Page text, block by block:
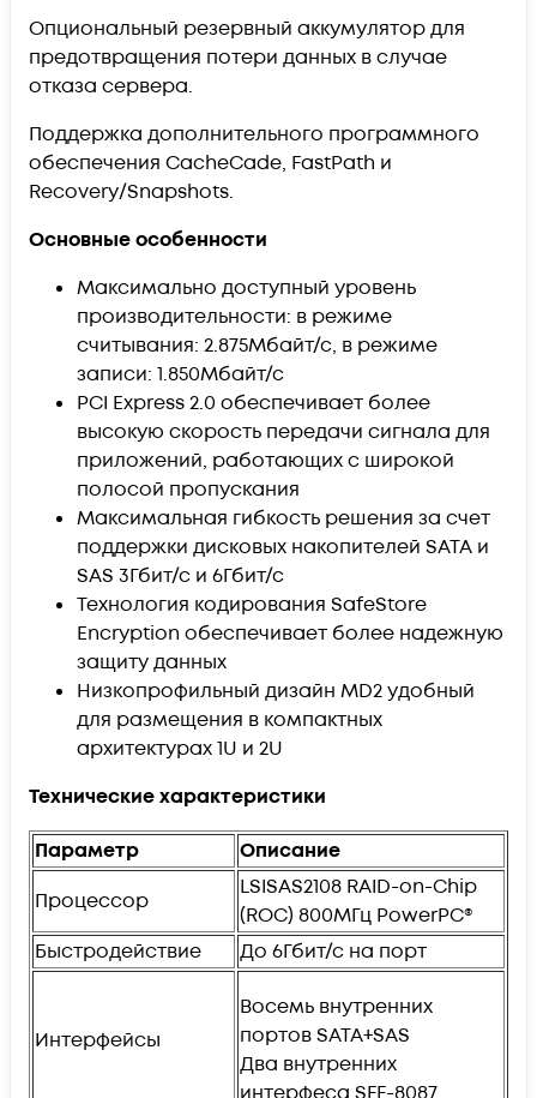
Опциональный резервный аккумулятор для
предотвращения потери данных в случае
отказа сервера.
Поддержка дополнительного программного
обеспечения CacheCade, FastPath и
Recovery/Snapshots.
Основные особенности
Максимально доступный уровень
производительности: в режиме
считывания: 2.875Мбайт/с, в режиме
записи: 1.850Мбайт/с
PCI Express 2.0 обеспечивает более
высокую скорость передачи сигнала для
приложений, работающих с широкой
полосой пропускания
Максимальная гибкость решения за счет
поддержки дисковых накопителей SATA и
SAS 3Гбит/с и 6Гбит/с
Технология кодирования SafeStore
Encryption обеспечивает более надежную
защиту данных
Низкопрофильный дизайн MD2 удобный
для размещения в компактных
архитектурах 1U и 2U
Технические характеристики
Параметр
Описание
Процессор
LSISAS2108 RAID-on-Chip
(ROC) 800МГц PowerPC®
Быстродействие
До 6Гбит/с на порт
Интерфейсы
Восемь внутренних
портов SATA+SAS
Два внутренних